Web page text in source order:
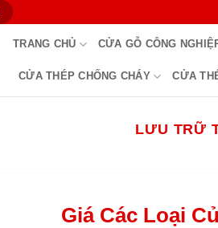
TRANG CHỦ CỬA GỖ CÔNG
CỬA THÉP CHỐNG CHÁY CỬA
LƯU TRỮ
Giá Các Loại